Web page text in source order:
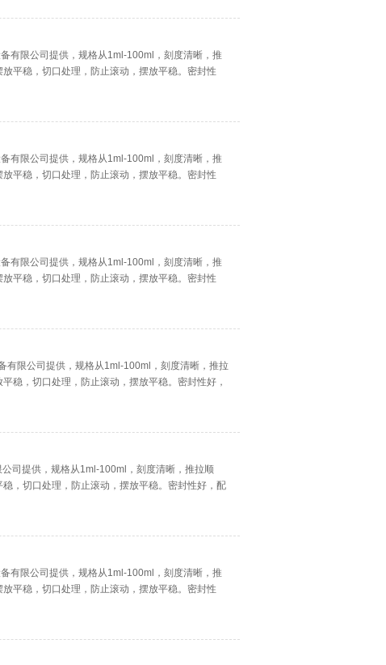
有限公司提供，规格从1ml-100ml，刻度清晰，推
平稳，切口处理，防止滚动，摆放平稳。密封性
有限公司提供，规格从1ml-100ml，刻度清晰，推
平稳，切口处理，防止滚动，摆放平稳。密封性
有限公司提供，规格从1ml-100ml，刻度清晰，推
平稳，切口处理，防止滚动，摆放平稳。密封性
有限公司提供，规格从1ml-100ml，刻度清晰，推拉
稳，切口处理，防止滚动，摆放平稳。密封性好，
司提供，规格从1ml-100ml，刻度清晰，推拉顺
，切口处理，防止滚动，摆放平稳。密封性好，配
有限公司提供，规格从1ml-100ml，刻度清晰，推
平稳，切口处理，防止滚动，摆放平稳。密封性